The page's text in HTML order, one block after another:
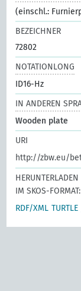
(einschl.:
BEZEICHNER
72802
NOTATIONLONG
ID16-Hz
IN ANDEREN
Wooden plate
URI
http://zbw.eu/
IM SKOS-FORMAT:
RDF/XML TURTLE